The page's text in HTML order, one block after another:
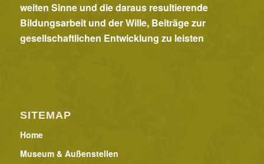
weiten Sinne und die daraus resultierende
Bildungsarbeit und der Wille, Beiträge zur
gesellschaftlichen Entwicklung zu leisten
SITEMAP
Home
Museum & Außenstellen